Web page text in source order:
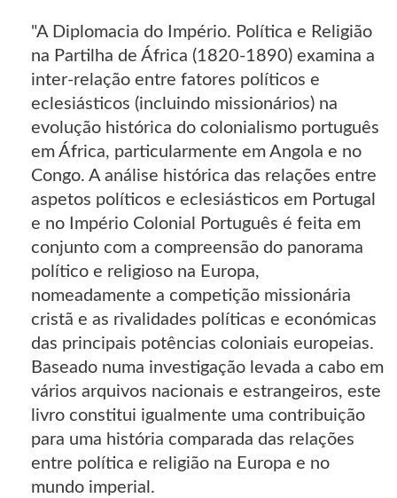
"A Diplomacia do Império. Política e Religião
na Partilha de África (1820-1890) examina a
inter-relação entre fatores políticos e
eclesiásticos (incluindo missionários) na
evolução histórica do colonialismo português
em África, particularmente em Angola e no
Congo. A análise histórica das relações entre
aspetos políticos e eclesiásticos em Portugal
e no Império Colonial Português é feita em
conjunto com a compreensão do panorama
político e religioso na Europa,
nomeadamente a competição missionária
cristã e as rivalidades políticas e económicas
das principais potências coloniais europeias.
Baseado numa investigação levada a cabo em
vários arquivos nacionais e estrangeiros, este
livro constitui igualmente uma contribuição
para uma história comparada das relações
entre política e religião na Europa e no
mundo imperial.